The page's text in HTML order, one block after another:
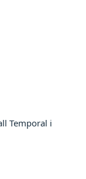
Temporal i